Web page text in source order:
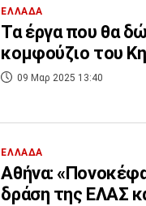
ΕΛΛΑΔΑ
Τα έργα που θα
κομφούζιο του
09 Μαρ 2025 13:40
ΕΛΛΑΔΑ
Αθήνα:
δράση της ΕΛΑΣ